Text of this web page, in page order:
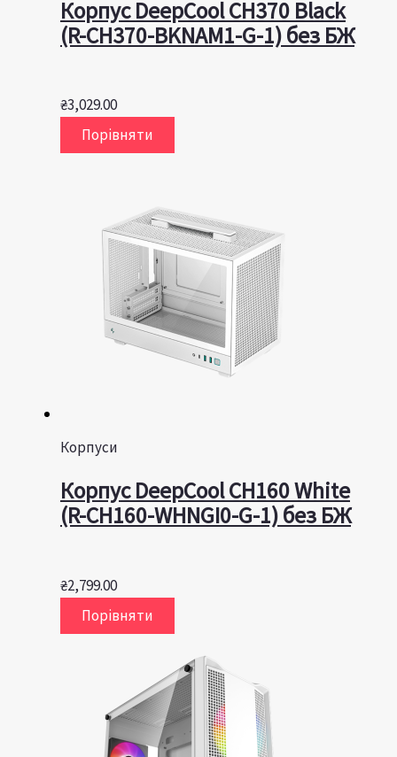
Корпус DeepCool CH370 Black
(R-CH370-BKNAM1-G-1) без БЖ
₴3,029.00
Порівняти
Корпуси
Корпус DeepCool CH160 White
(R-CH160-WHNGI0-G-1) без БЖ
₴2,799.00
Порівняти